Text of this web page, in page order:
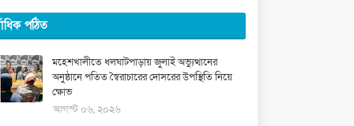
পঠিত
মহেশখালীতে ধলঘাটপাড়ায় জুলাই অভ্যুত্থানের
অনুষ্ঠানে পতিত স্বৈরাচারের দোসরের উপস্থিতি নিয়ে
ক্ষোভ
আগস্ট ০৬, ২০২৬